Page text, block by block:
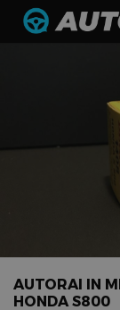
MotorRAI.nl
AUTORAI IN
HONDA S800